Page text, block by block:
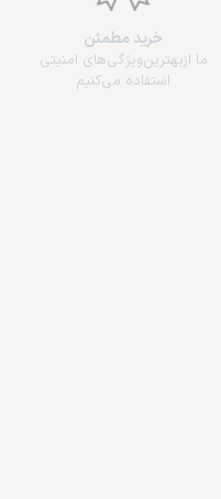
خرید مطمئن
ما از‌بهترین‌ویژگی‌های امنیتی
استفاده می‌کنیم